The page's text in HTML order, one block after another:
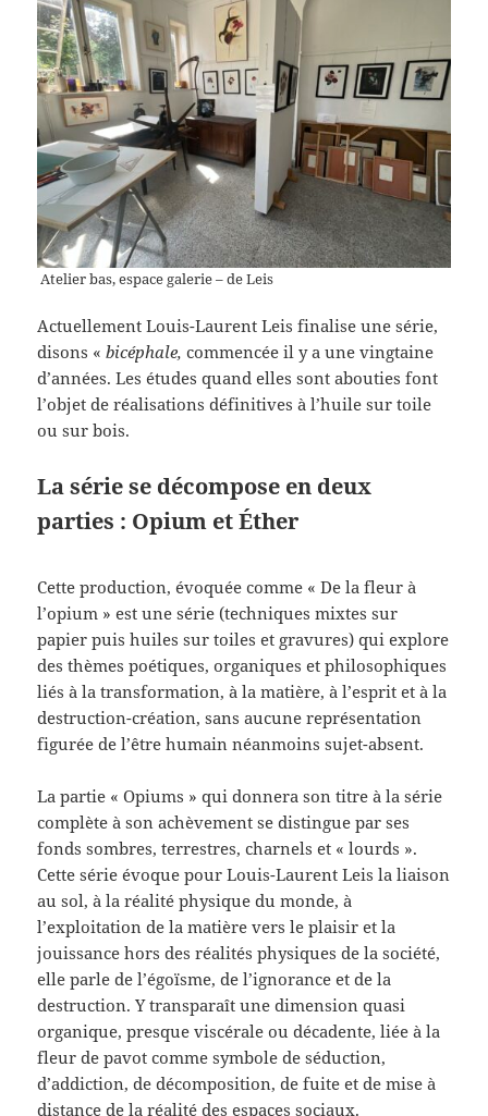
Atelier bas, espace galerie – de Leis
Actuellement Louis-Laurent Leis finalise une série,
disons «bicéphale, commencée il y a une vingtaine
d’années. Les études quand elles sont abouties font
l’objet de réalisations définitives à l’huile sur toile
ou sur bois.
La série se décompose en deux
parties : Opium et Éther
Cette production, évoquée comme « De la fleur à
l’opium » est une série (techniques mixtes sur
papier puis huiles sur toiles et gravures) qui explore
des thèmes poétiques, organiques et philosophiques
liés à la transformation, à la matière, à l’esprit et à la
destruction-création, sans aucune représentation
figurée de l’être humain néanmoins sujet-absent.
La partie « Opiums » qui donnera son titre à la série
complète à son achèvement se distingue par ses
fonds sombres, terrestres, charnels et « lourds ».
Cette série évoque pour Louis-Laurent Leis la liaison
au sol, à la réalité physique du monde, à
l’exploitation de la matière vers le plaisir et la
jouissance hors des réalités physiques de la société,
elle parle de l’égoïsme, de l’ignorance et de la
destruction. Y transparaît une dimension quasi
organique, presque viscérale ou décadente, liée à la
fleur de pavot comme symbole de séduction,
d’addiction, de décomposition, de fuite et de mise à
distance de la réalité des espaces sociaux.